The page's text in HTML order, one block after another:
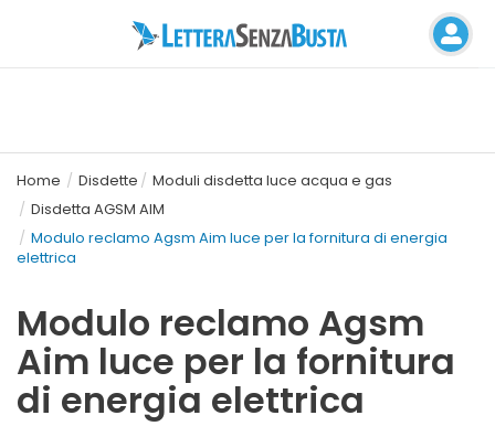
Home Disdette
Moduli disdetta luce acqua e gas
Disdetta AGSM AIM
Modulo reclamo Agsm Aim luce per la fornitura di energia
elettrica
Modulo reclamo Agsm
Aim luce per la fornitura
di energia elettrica